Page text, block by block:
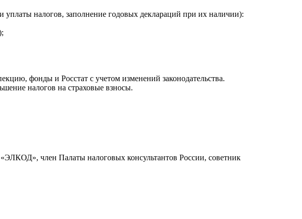
уплаты налогов, заполнение годовых деклараций при их наличии):
фонды и Росстат с учетом изменений законодательства.
налогов на страховые взносы.
член Палаты налоговых консультантов России, советник